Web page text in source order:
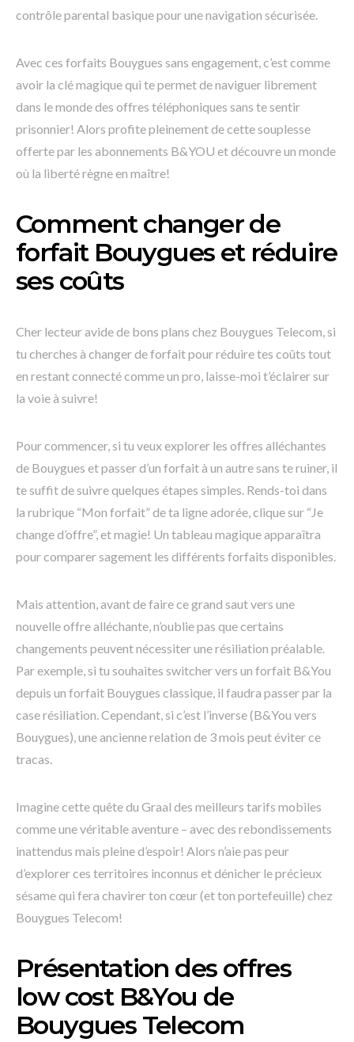
contrôle parental basique pour une navigation sécurisée.
Avec ces forfaits Bouygues sans engagement, c’est comme
avoir la clé magique qui te permet de naviguer librement
dans le monde des offres téléphoniques sans te sentir
prisonnier! Alors profite pleinement de cette souplesse
offerte par les abonnements B&YOU et découvre un monde
où la liberté règne en maître!
Comment changer de
forfait Bouygues et réduire
ses coûts
Cher lecteur avide de bons plans chez Bouygues Telecom, si
tu cherches à changer de forfait pour réduire tes coûts tout
en restant connecté comme un pro, laisse-moi t’éclairer sur
la voie à suivre!
Pour commencer, si tu veux explorer les offres alléchantes
de Bouygues et passer d’un forfait à un autre sans te ruiner, il
te suffit de suivre quelques étapes simples. Rends-toi dans
la rubrique “Mon forfait” de ta ligne adorée, clique sur “Je
change d’offre”, et magie! Un tableau magique apparaîtra
pour comparer sagement les différents forfaits disponibles.
Mais attention, avant de faire ce grand saut vers une
nouvelle offre alléchante, n’oublie pas que certains
changements peuvent nécessiter une résiliation préalable.
Par exemple, si tu souhaites switcher vers un forfait B&You
depuis un forfait Bouygues classique, il faudra passer par la
case résiliation. Cependant, si c’est l’inverse (B&You vers
Bouygues), une ancienne relation de 3 mois peut éviter ce
tracas.
Imagine cette quête du Graal des meilleurs tarifs mobiles
comme une véritable aventure – avec des rebondissements
inattendus mais pleine d’espoir! Alors n’aie pas peur
d’explorer ces territoires inconnus et dénicher le précieux
sésame qui fera chavirer ton cœur (et ton portefeuille) chez
Bouygues Telecom!
Présentation des offres
low cost B&You de
Bouygues Telecom